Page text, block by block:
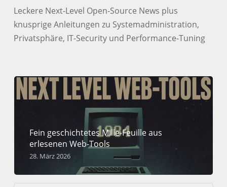
Leckere Next-Level Open-Source News plus
knusprige Anleitungen zu Systemadministration,
Privatsphäre, IT-Security und Performance-Tuning
Fein geschichtetes Mille-Feuille aus
erlesenen Web-Tools
28. März 2026